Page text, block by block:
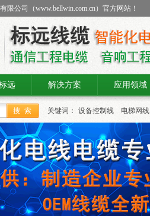
限公司（www.bellwin.com.cn）官方网站！
远 解决方案 应用领域
关键词： 设备控制线 电梯网线
线缆